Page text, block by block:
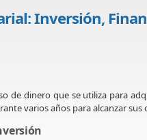
Inversión,
de dinero que se utiliza para
varios años para alcanzar